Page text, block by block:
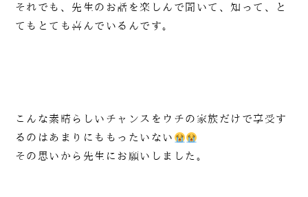
それでも、先生のお話を楽しんで聞いて、知って、と
てもとても喜んでいるんです。
こんな素晴らしいチャンスをウチの家族だけで享受す
るのはあまりにももったいない
その思いから先生にお願いしました。